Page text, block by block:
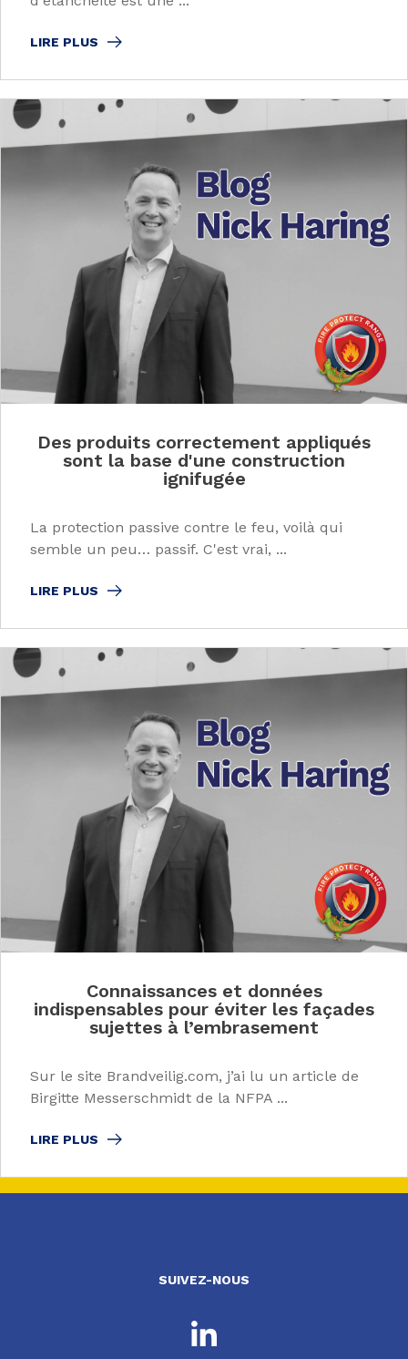
LIRE PLUS
Des produits correctement appliqués
sont la base d'une construction
ignifugée
La protection passive contre le feu, voilà qui
semble un peu… passif. C'est vrai, ...
LIRE PLUS
Connaissances et données
indispensables pour éviter les façades
sujettes à l’embrasement
Sur le site Brandveilig.com, j’ai lu un article de
Birgitte Messerschmidt de la NFPA ...
LIRE PLUS
SUIVEZ-NOUS